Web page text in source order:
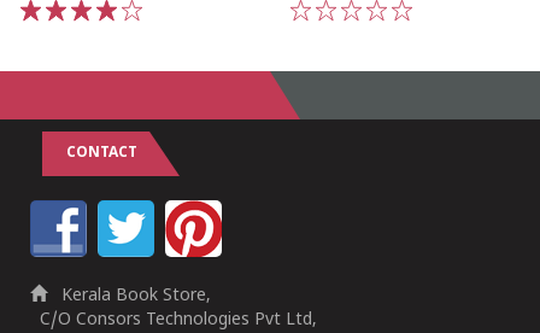
CONTACT
Kerala Book Store,
C/O Consors Technologies Pvt Ltd,